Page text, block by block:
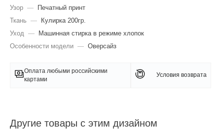
Узор — Печатный принт
Ткань — Кулирка 200гр.
Уход — Машинная стирка в режиме хлопок
Особенности модели — Оверсайз
Оплата любыми российскими
картами
Условия возврата
Другие товары с этим дизайном